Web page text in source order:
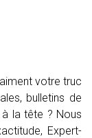
votre truc
bulletins de
la tête ? Nous
Expert-